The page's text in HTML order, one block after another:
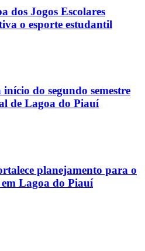
dos Jogos Escolares
o esporte estudantil
do segundo semestre
de Lagoa do Piauí
planejamento para o
em Lagoa do Piauí